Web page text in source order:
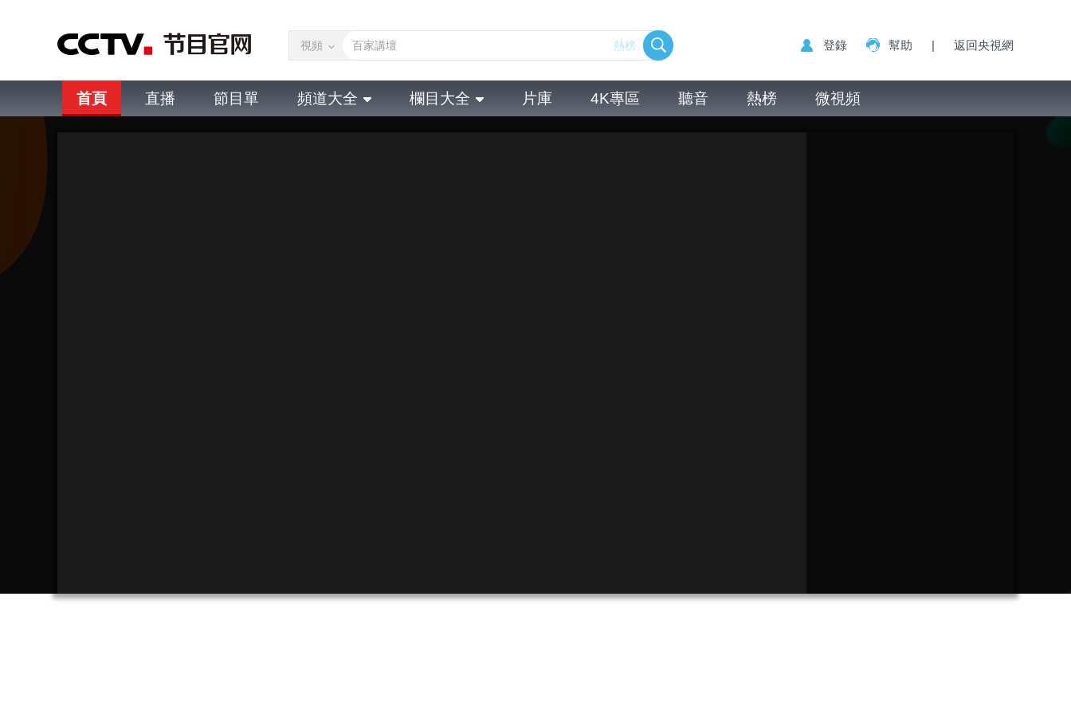
視頻 熱榜 登錄 幫助 | 返回央視網
首頁 直播 節目單 頻道大全 欄目大全 片庫 4K專區 聽音 熱榜 微視頻